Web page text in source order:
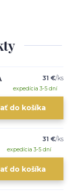
31 €/ks
expedícia 3-5 dní
do košíka
31 €/ks
expedícia 3-5 dní
do košíka